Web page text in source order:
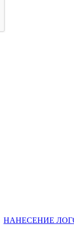
НАНЕСЕНИЕ